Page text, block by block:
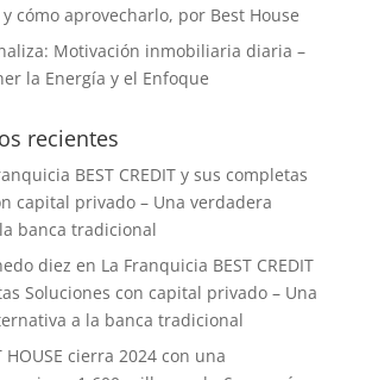
cómo aprovecharlo, por Best House
Motivación inmobiliaria diaria –
la Energía y el Enfoque
recientes
BEST CREDIT y sus completas
capital privado – Una verdadera
banca tradicional
diez en La Franquicia BEST CREDIT
Soluciones con capital privado – Una
a la banca tradicional
HOUSE cierra 2024 con una